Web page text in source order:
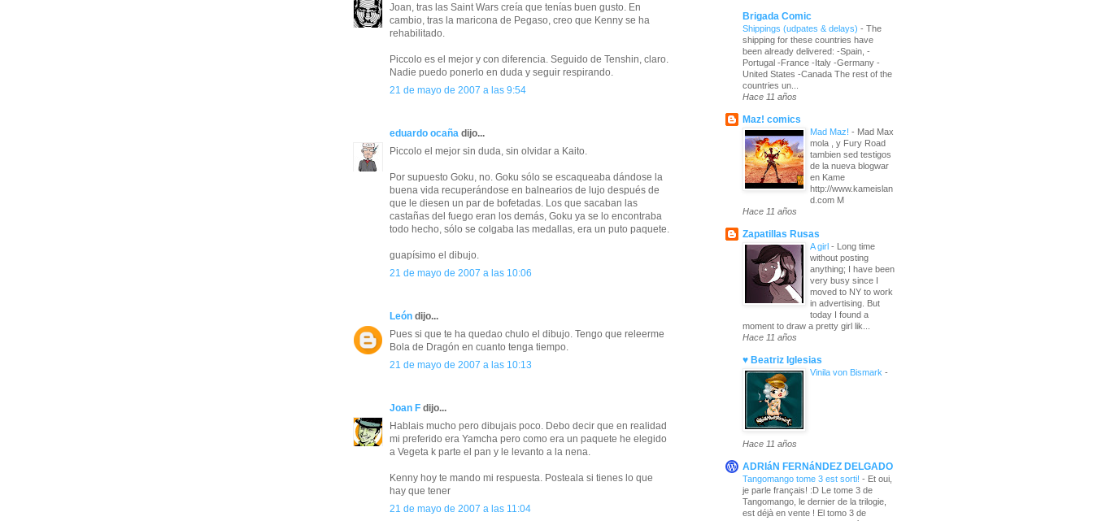
Joan, tras las Saint Wars creía que tenías buen gusto. En
cambio, tras la maricona de Pegaso, creo que Kenny se ha
rehabilitado.
Piccolo es el mejor y con diferencia. Seguido de Tenshin, claro.
Nadie puedo ponerlo en duda y seguir respirando.
21 de mayo de 2007 a las 9:54
eduardo ocaña dijo...
Piccolo el mejor sin duda, sin olvidar a Kaito.
Por supuesto Goku, no. Goku sólo se escaqueaba dándose la
buena vida recuperándose en balnearios de lujo después de
que le diesen un par de bofetadas. Los que sacaban las
castañas del fuego eran los demás, Goku ya se lo encontraba
todo hecho, sólo se colgaba las medallas, era un puto paquete.
guapísimo el dibujo.
21 de mayo de 2007 a las 10:06
León dijo...
Pues si que te ha quedao chulo el dibujo. Tengo que releerme
Bola de Dragón en cuanto tenga tiempo.
21 de mayo de 2007 a las 10:13
Joan F dijo...
Hablais mucho pero dibujais poco. Debo decir que en realidad
mi preferido era Yamcha pero como era un paquete he elegido
a Vegeta k parte el pan y le levanto a la nena.
Kenny hoy te mando mi respuesta. Posteala si tienes lo que
hay que tener
21 de mayo de 2007 a las 11:04
Brigada Comic
Shippings (udpates & delays) - The
shipping for these countries have
been already delivered: -Spain, -
Portugal -France -Italy -Germany -
United States -Canada The rest of the
countries un...
Hace 11 años
Maz! comics
Mad Maz! - Mad Max
mola , y Fury Road
tambien sed testigos
de la nueva blogwar
en Kame
http://www.kameislan
d.com M
Hace 11 años
Zapatillas Rusas
A girl -
Long time
without posting
anything; I have been
very busy since I
moved to NY to work
in advertising. But
today I found a
moment to draw a pretty girl lik...
Hace 11 años
♥ Beatriz Iglesias
Vinila von Bismark -
Hace 11 años
ADRIáN FERNáNDEZ DELGADO
Tangomango tome 3 est sorti! - Et oui,
je parle français! :D Le tome 3 de
Tangomango, le dernier de la trilogie,
est déjà en vente ! El tomo 3 de